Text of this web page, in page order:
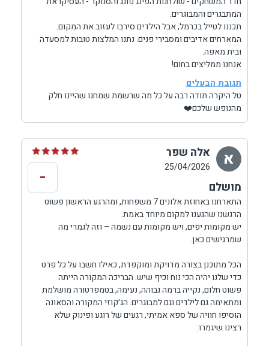
המתבגרים והמבוגרים.
תכננו לטייל בכרמל, אבל הילדים סירבו לעזוב את המקום.
המארחים אדיבים ומסבירי פנים. נתנו המלצות טובות למסעדה
ובית מאפה.
אנחנו ממליצים בחום!
תגובת הבעלים
טל היקרה תודה רבה על כל מה שרשמת שמחנו שהיינו חלק
מהנופש שלכם❤️
א אלה שפר
25/04/2026
מושלם
התארחנו באחוזת אלונים 7 משפחות, ומהרגע הראשון פשוט
הרגשנו שהגענו למקום מיוחד באמת.
יש מקומות יפים, ויש מקומות עם נשמה – וזה לגמרי מה
שמרגישים כאן.
הכל מתוכנן בצורה מדויקת ומוקפדת, כאילו חשבו על כל פרט
כדי שלנו יהיה הכי נוח וכיף שיש. הבריכה המקורה הייתה
פשוט חלום, נקייה ברמה גבוהה, נעימה, בטמפרטורה מושלמת
ומתאימה גם לילדים וגם למבוגרים. הג׳קוזי המקורה והסאונה
הוסיפו חוויה של ספא אמיתי, רגעים של רוגע ופינוק שלא
רצינו שיגמרו.
-